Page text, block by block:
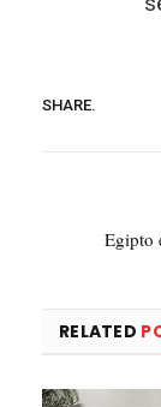
SHARE.
Egipto
RELATED